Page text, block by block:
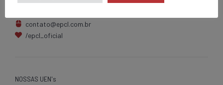
contato@epcl.com.br
/epcl_oficial
NOSSAS UEN's